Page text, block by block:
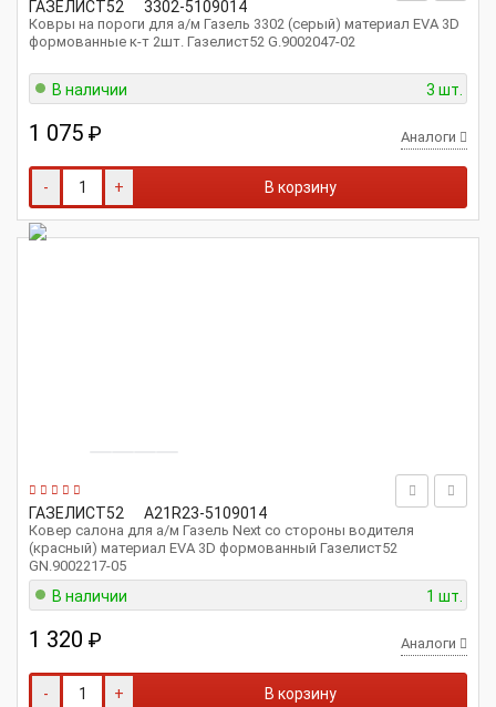
ГАЗЕЛИСТ52 3302-5109014
Ковры на пороги для а/м Газель 3302 (серый) материал EVA 3D
формованные к-т 2шт. Газелист52 G.9002047-02
В наличии 3 шт.
1 075 ₽ Аналоги
- + В корзину
ГАЗЕЛИСТ52 A21R23-5109014
Ковер салона для а/м Газель Next со стороны водителя
(красный) материал EVA 3D формованный Газелист52
GN.9002217-05
В наличии 1 шт.
1 320 ₽ Аналоги
- + В корзину